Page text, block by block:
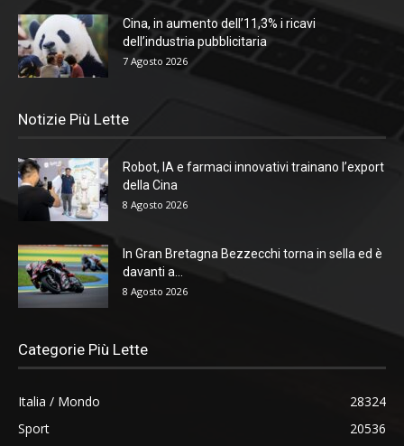
Cina, in aumento dell’11,3% i ricavi
dell’industria pubblicitaria
7 Agosto 2026
Notizie Più Lette
Robot, IA e farmaci innovativi trainano l’export
della Cina
8 Agosto 2026
In Gran Bretagna Bezzecchi torna in sella ed è
davanti a...
8 Agosto 2026
Categorie Più Lette
Italia / Mondo
28324
Sport
20536